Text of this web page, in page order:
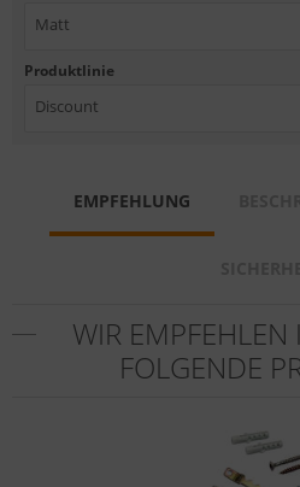
Matt
Produktlinie
Discount
EMPFEHLUNG
WIR
FOLGENDE